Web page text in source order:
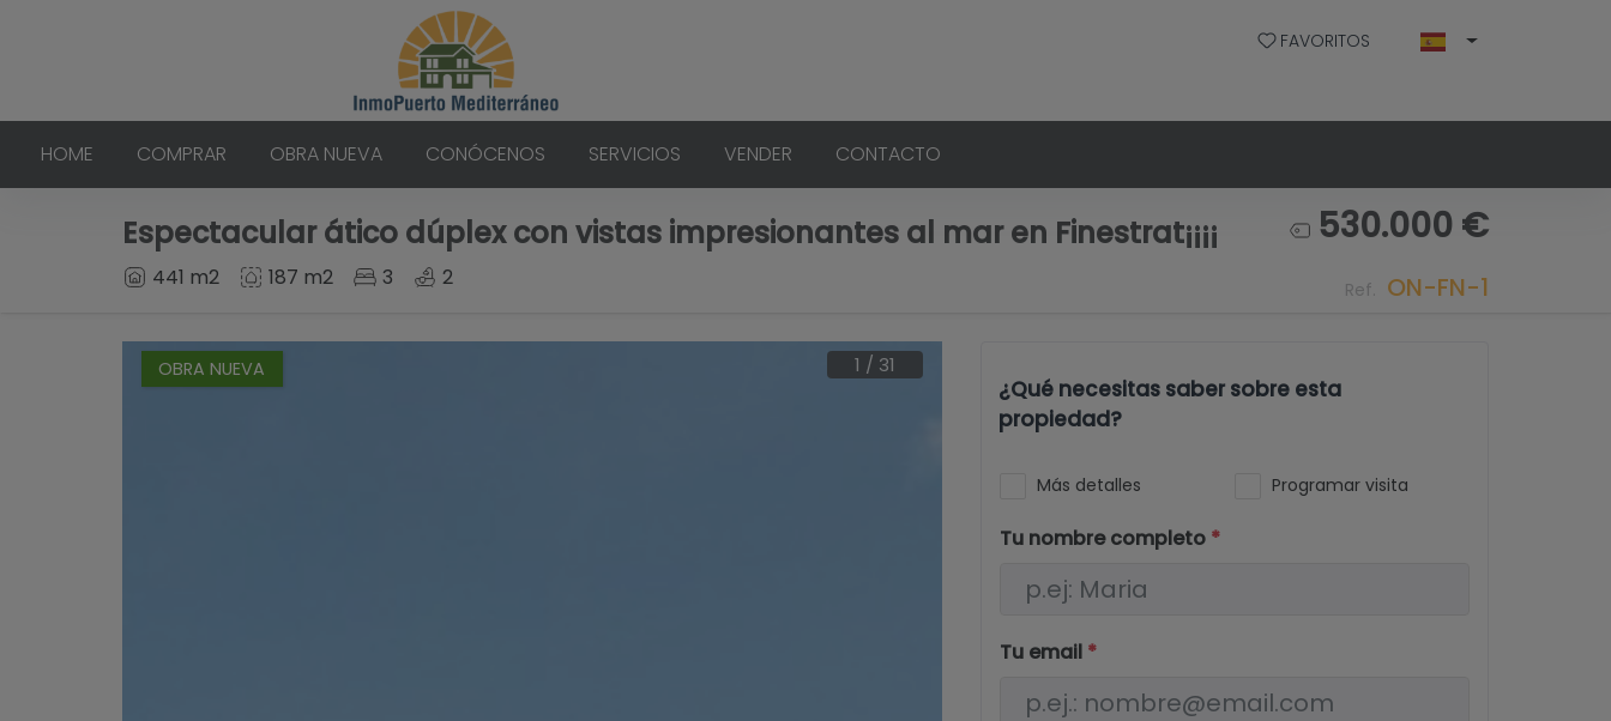
FAVORITOS
HOME COMPRAR OBRA NUEVA CONÓCENOS SERVICIOS VENDER CONTACTO
Espectacular ático dúplex con vistas impresionantes al mar en Finestrat¡¡¡¡ 530.000 €
441 m2 187 m2 3 2 Ref. ON-FN-1
OBRA NUEVA 1 / 31
¿Qué necesitas saber sobre esta
propiedad?
Más detalles Programar visita
Tu nombre completo *
Tu email *